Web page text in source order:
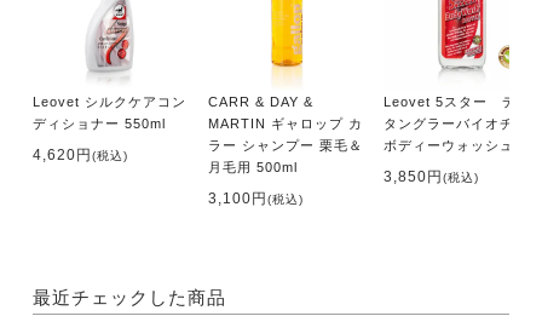
Leovet シルクケアコン
ディショナー 550ml
4,620円(税込)
CARR & DAY &
MARTIN ギャロップ カ
ラー シャンプー 栗毛＆
月毛用 500ml
3,100円(税込)
Leovet 5スター ディ
タングラーバイオチン
ボディーウォッシュ
3,850円(税込)
最近チェックした商品